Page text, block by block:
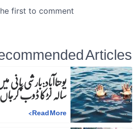
Articles
سالہ لڑکا ڈوب
Read More
>